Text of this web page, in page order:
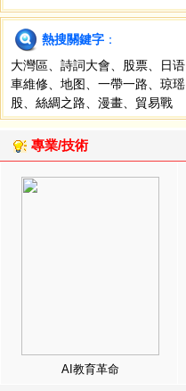
熱搜關鍵字 ：
大灣區
詩詞大會 股票 日语
車維修
地图 一帶一路 琼瑶
股
絲綢之路 漫畫 貿易戰
專業/技術
AI教育革命